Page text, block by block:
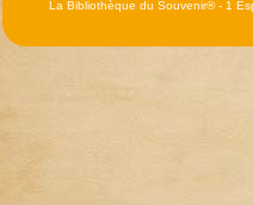
La Bibliothèque du Souvenir® - 1